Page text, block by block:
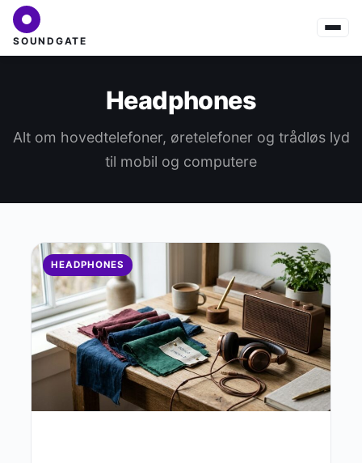
SOUNDGATE
Headphones
Alt om hovedtelefoner, øretelefoner og trådløs lyd
til mobil og computere
HEADPHONES